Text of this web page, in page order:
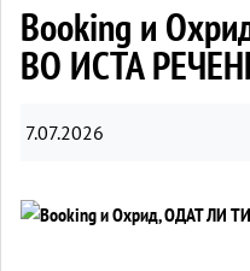
Booking и
ВО ИСТА
7.07.2026